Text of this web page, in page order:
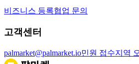
비즈니스 등록협업 문의
고객센터
palmarket@palmarket.io민원 접수지역